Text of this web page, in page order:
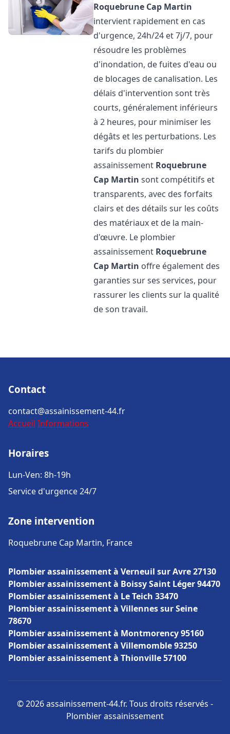
Roquebrune Cap Martin
intervient rapidement en cas
d'urgence, 24h/24 et 7j/7, pour
résoudre les problèmes
d'inondation, de fuites d'eau ou
de blocages de canalisation. Les
délais d'intervention sont très
courts, généralement inférieurs
à 2 heures, pour minimiser les
dégâts et les perturbations. Les
tarifs du plombier
assainissement Roquebrune
Cap Martin sont compétitifs et
transparents, avec des forfaits
clairs et des détails sur les coûts
des matériaux et de la main-
d'œuvre. Le plombier
assainissement Roquebrune
Cap Martin offre également des
garanties sur ses services, pour
rassurer les clients sur la qualité
de son travail.
Contact
contact@assainissement-44.fr
Accueil Informations
Horaires
Lun-Ven: 8h-19h
Service d'urgence 24/7
Zone intervention
Roquebrune Cap Martin, France
Plombier assainissement à Verneuil sur Avre 27130
Plombier assainissement à Boissy Saint Léger 94470
Plombier assainissement à Le Teich 33470
Plombier assainissement à Villennes sur Seine
78670
Plombier assainissement à Montmorency 95160
Plombier assainissement à Villemomble 93250
Plombier assainissement à Thionville 57100
© 2026 assainissement-44.fr. Tous droits réservés -
Plombier assainissement